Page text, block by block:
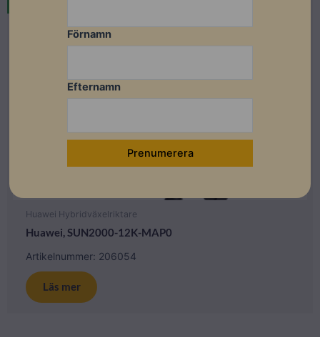
Huawei Hybridväxelriktare
Huawei, SUN2000-12K-MAP0
Artikelnummer: 206054
Läs mer
Förnamn
Efternamn